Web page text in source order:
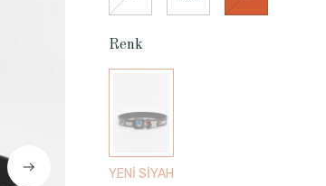
Renk
YENİ SİYAH